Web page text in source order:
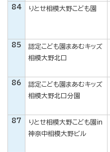
84 りとせ相模大野こども園
85
認定こども園まあむキッズ
相模大野北口
86
認定こども園まあむキッズ
相模大野北口分園
87
りとせ相模大野こども園in
神奈中相模大野ビル